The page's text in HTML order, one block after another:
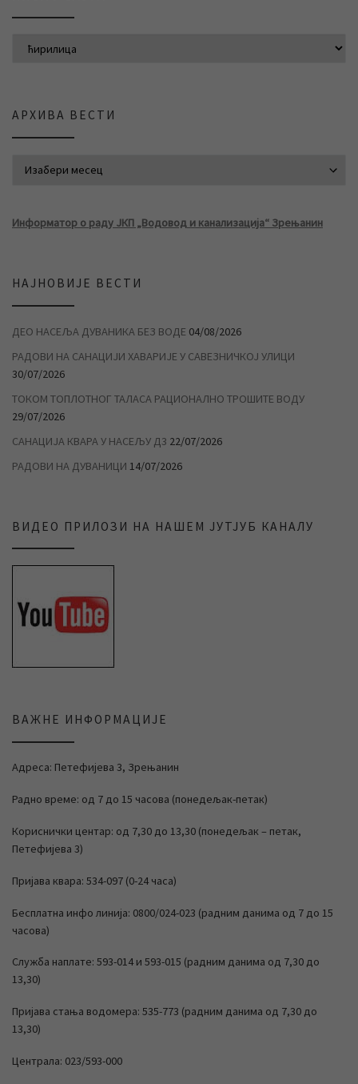
АРХИВА ВЕСТИ
Информатор о раду ЈКП „Водовод и канализација“ Зрењанин
НАЈНОВИЈЕ ВЕСТИ
ДЕО НАСЕЉА ДУВАНИКА БЕЗ ВОДЕ 04/08/2026
РАДОВИ НА САНАЦИЈИ ХАВАРИЈЕ У САВЕЗНИЧКОЈ УЛИЦИ
30/07/2026
ТОКОМ ТОПЛОТНОГ ТАЛАСА РАЦИОНАЛНО ТРОШИТЕ ВОДУ
29/07/2026
САНАЦИЈА КВАРА У НАСЕЉУ Д3 22/07/2026
РАДОВИ НА ДУВАНИЦИ 14/07/2026
ВИДЕО ПРИЛОЗИ НА НАШЕМ ЈУТЈУБ КАНАЛУ
ВАЖНЕ ИНФОРМАЦИЈЕ
Адреса: Петефијева 3, Зрењанин
Радно време: од 7 до 15 часова (понедељак-петак)
Кориснички центар: од 7,30 до 13,30 (понедељак – петак,
Петефијева 3)
Пријава квара: 534-097 (0-24 часа)
Бесплатна инфо линија: 0800/024-023 (радним данима од 7 до 15
часова)
Служба наплате: 593-014 и 593-015 (радним данима од 7,30 до
13,30)
Пријава стања водомера: 535-773 (радним данима од 7,30 до
13,30)
Централа: 023/593-000